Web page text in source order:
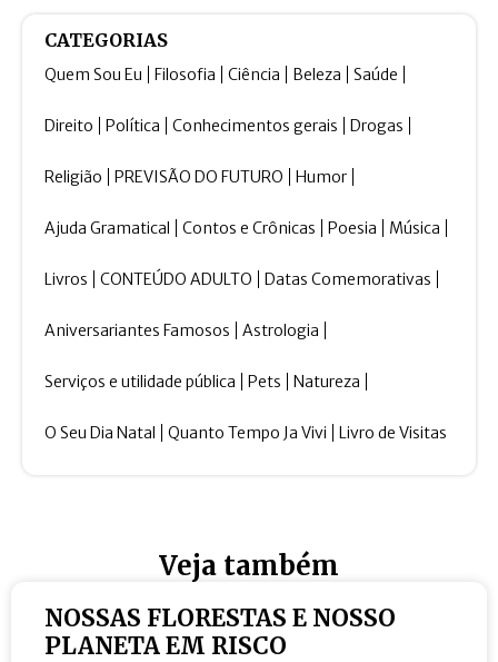
CATEGORIAS
Quem Sou Eu Filosofia Ciência Beleza Saúde
Direito Política Conhecimentos gerais Drogas
Religião PREVISÃO DO FUTURO Humor
Ajuda Gramatical Contos e Crônicas Poesia Música
Livros CONTEÚDO ADULTO Datas Comemorativas
Aniversariantes Famosos Astrologia
Serviços e utilidade pública Pets Natureza
O Seu Dia Natal Quanto Tempo Ja Vivi Livro de Visitas
Veja também
NOSSAS FLORESTAS E NOSSO
PLANETA EM RISCO